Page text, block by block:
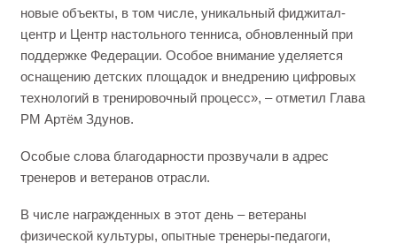
новые объекты, в том числе, уникальный фиджитал-
центр и Центр настольного тенниса, обновленный при
поддержке Федерации. Особое внимание уделяется
оснащению детских площадок и внедрению цифровых
технологий в тренировочный процесс», – отметил Глава
РМ Артём Здунов.
Особые слова благодарности прозвучали в адрес
тренеров и ветеранов отрасли.
В числе награжденных в этот день – ветераны
физической культуры, опытные тренеры‑педагоги,